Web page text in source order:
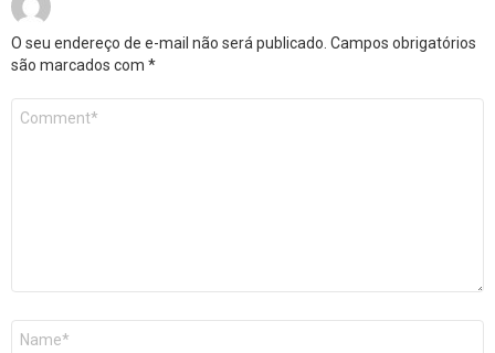
O seu endereço de e-mail não será publicado. Campos obrigatórios
são marcados com *
Comentário
Nome